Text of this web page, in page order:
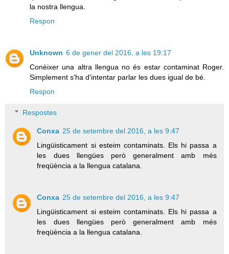
la nostra llengua.
Respon
Unknown 6 de gener del 2016, a les 19:17
Conèixer una altra llengua no és estar contaminat Roger.
Simplement s'ha d'intentar parlar les dues igual de bé.
Respon
Respostes
Conxa 25 de setembre del 2016, a les 9:47
Lingüisticament si esteim contaminats. Els hi passa a
les dues llengües però generalment amb més
freqüència a la llengua catalana.
Conxa 25 de setembre del 2016, a les 9:47
Lingüisticament si esteim contaminats. Els hi passa a
les dues llengües però generalment amb més
freqüència a la llengua catalana.